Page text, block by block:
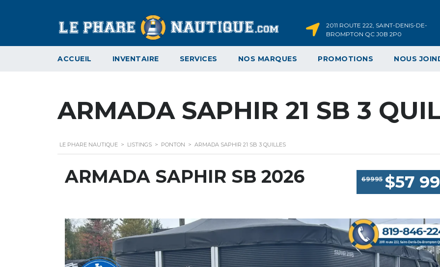
2011 ROUTE 222, SAINT-DENIS-DE-
BROMPTON QC J0B 2P0
ACCUEIL INVENTAIRE SERVICES NOS MARQUES PROMOTIONS NOUS
ARMADA SAPHIR 21 SB 3
LE PHARE NAUTIQUE > LISTINGS > PONTON > ARMADA SAPHIR 21 SB 3 QUILLES
69995 $57
ARMADA SAPHIR SB 2026